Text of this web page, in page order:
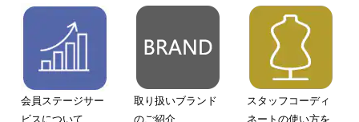
会員ステージサー
ビスについて
取り扱いブランド
のご紹介
スタッフコーディ
ネートの使い方を